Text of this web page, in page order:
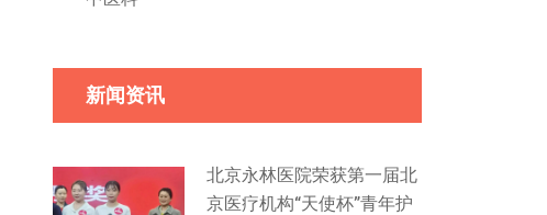
新闻资讯
北京永林医院荣获第一届北
京医疗机构“天使杯”青年护